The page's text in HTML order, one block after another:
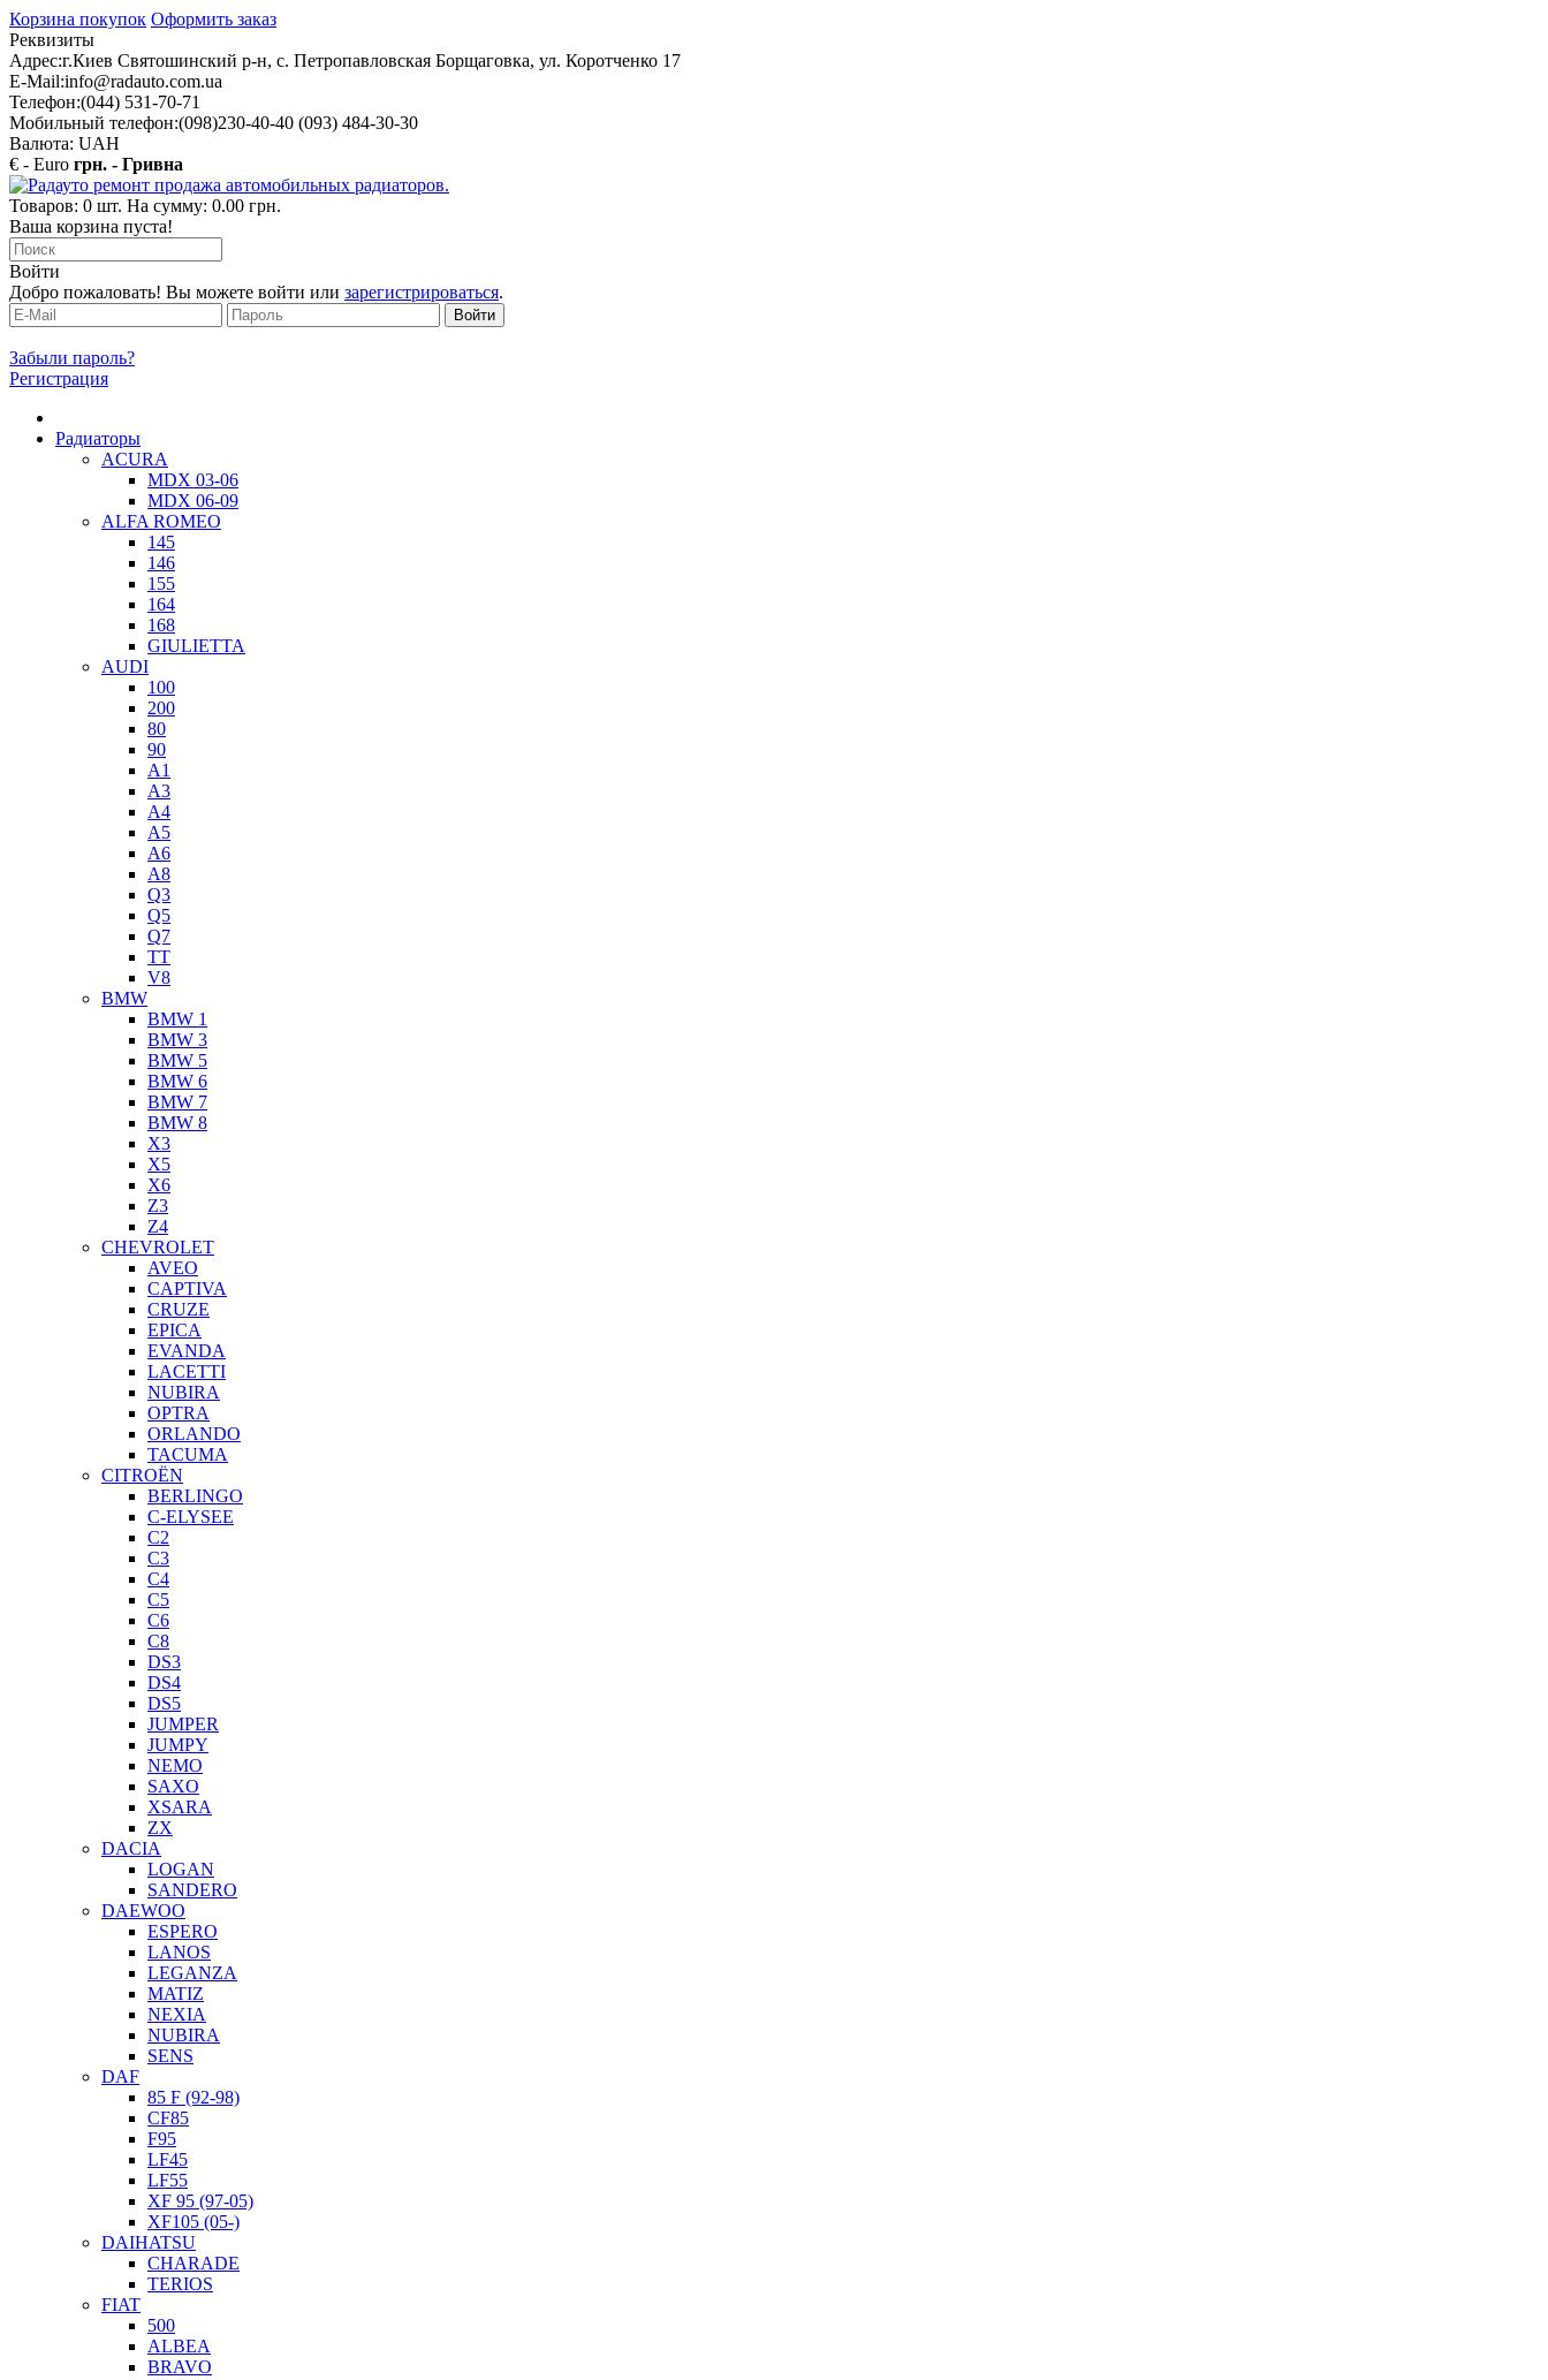
Корзина покупок Оформить заказ
Реквизиты
Адрес:г.Киев Святошинский р-н, с. Петропавловская Борщаговка, ул. Коротченко 17
E-Mail:info@radauto.com.ua
Телефон:(044) 531-70-71
Мобильный телефон:(098)230-40-40 (093) 484-30-30
Валюта: UAH
€ - Euro грн. - Гривна
Товаров: 0 шт. На сумму: 0.00 грн.
Ваша корзина пуста!
Войти
Добро пожаловать! Вы можете войти или зарегистрироваться.
Забыли пароль?
Регистрация
Радиаторы
ACURA
MDX 03-06
MDX 06-09
ALFA ROMEO
145
146
155
164
168
GIULIETTA
AUDI
100
200
80
90
A1
A3
A4
A5
A6
A8
Q3
Q5
Q7
TT
V8
BMW
BMW 1
BMW 3
BMW 5
BMW 6
BMW 7
BMW 8
X3
X5
X6
Z3
Z4
CHEVROLET
AVEO
CAPTIVA
CRUZE
EPICA
EVANDA
LACETTI
NUBIRA
OPTRA
ORLANDO
TACUMA
CITROËN
BERLINGO
C-ELYSEE
C2
C3
C4
C5
C6
C8
DS3
DS4
DS5
JUMPER
JUMPY
NEMO
SAXO
XSARA
ZX
DACIA
LOGAN
SANDERO
DAEWOO
ESPERO
LANOS
LEGANZA
MATIZ
NEXIA
NUBIRA
SENS
DAF
85 F (92-98)
CF85
F95
LF45
LF55
XF 95 (97-05)
XF105 (05-)
DAIHATSU
CHARADE
TERIOS
FIAT
500
ALBEA
BRAVO